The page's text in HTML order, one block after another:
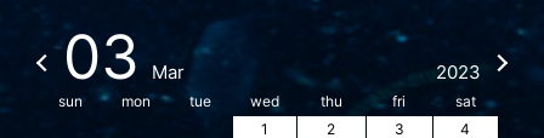
03 Mar 2023
sun mon tue wed thu fri
sat
1
2 3
4